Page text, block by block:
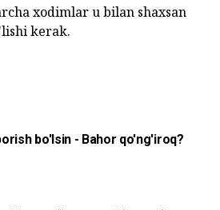
xodimlar u bilan shaxsan
kerak.
bo'lsin - Bahor qo'ng'iroq?